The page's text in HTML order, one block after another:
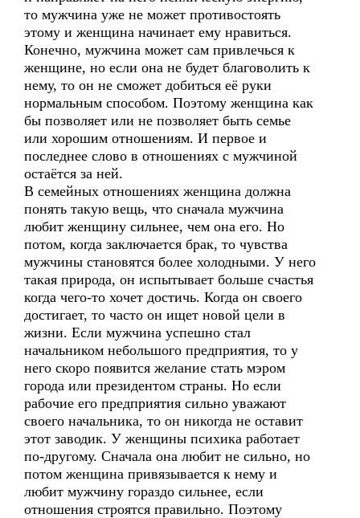
то мужчина уже не может противостоять
этому и женщина начинает ему нравиться.
Конечно, мужчина может сам привлечься к
женщине, но если она не будет благоволить к
нему, то он не сможет добиться её руки
нормальным способом. Поэтому женщина как
бы позволяет или не позволяет быть семье
или хорошим отношениям. И первое и
последнее слово в отношениях с мужчиной
остаётся за ней.
В семейных отношениях женщина должна
понять такую вещь, что сначала мужчина
любит женщину сильнее, чем она его. Но
потом, когда заключается брак, то чувства
мужчины становятся более холодными. У него
такая природа, он испытывает больше счастья
когда чего-то хочет достичь. Когда он своего
достигает, то часто он ищет новой цели в
жизни. Если мужчина успешно стал
начальником небольшого предприятия, то у
него скоро появится желание стать мэром
города или президентом страны. Но если
рабочие его предприятия сильно уважают
своего начальника, то он никогда не оставит
этот заводик. У женщины психика работает
по-другому. Сначала она любит не сильно, но
потом женщина привязывается к нему и
любит мужчину гораздо сильнее, если
отношения строятся правильно. Поэтому